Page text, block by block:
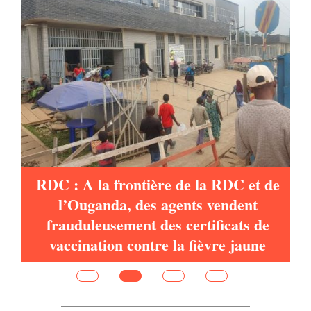
RDC : A la frontière de la RDC et de
l’Ouganda, des agents vendent
frauduleusement des certificats de
vaccination contre la fièvre jaune